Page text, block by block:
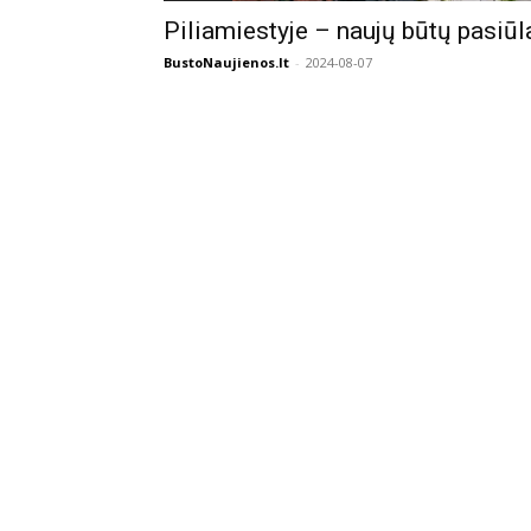
Piliamiestyje – naujų būtų
BustoNaujienos.lt - 2024-08-07